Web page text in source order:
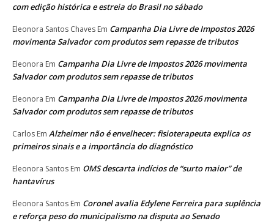
com edição histórica e estreia do Brasil no sábado
Eleonora Santos Chaves Em Campanha Dia Livre de Impostos 2026
movimenta Salvador com produtos sem repasse de tributos
Eleonora Em Campanha Dia Livre de Impostos 2026 movimenta
Salvador com produtos sem repasse de tributos
Eleonora Em Campanha Dia Livre de Impostos 2026 movimenta
Salvador com produtos sem repasse de tributos
Carlos Em Alzheimer não é envelhecer: fisioterapeuta explica os
primeiros sinais e a importância do diagnóstico
Eleonora Santos Em OMS descarta indícios de “surto maior” de
hantavírus
Eleonora Santos Em Coronel avalia Edylene Ferreira para suplência
e reforça peso do municipalismo na disputa ao Senado